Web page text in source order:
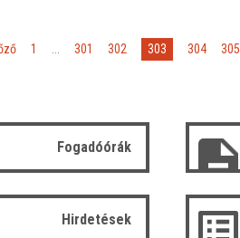
1 ... 301 302 303 304 305
Fogadóórák
Hirdetések